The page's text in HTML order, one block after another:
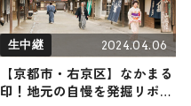
生中継 2024.04.06
【京都市・右京区】なかまる
印！地元の自慢を発掘リポー